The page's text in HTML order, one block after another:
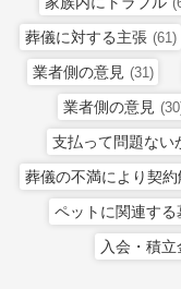
葬儀に対する主張 (61)
業者側の意見 (31)
業者側の意見
支払って問題ない
葬儀の不満により契約
ペットに関連す
入会・積